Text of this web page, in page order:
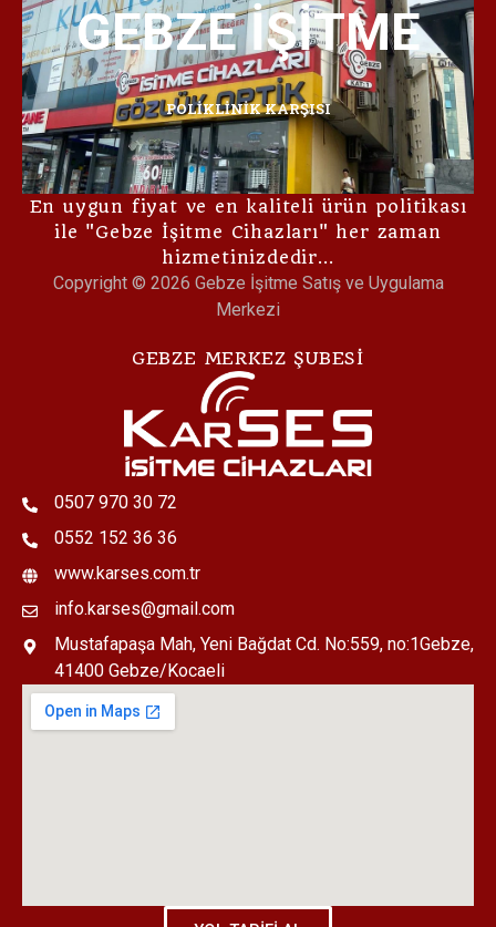
GEBZE İŞİTME
POLİKLİNİK KARŞISI
KarSES İŞİTME
MUSTAFA PAŞA CAMİ KARŞISI
GEBZE İŞİTME
POLİKLİNİK KARŞISI
KarSES İŞİTME
MUSTAFA PAŞA CAMİ KARŞISI
GEBZE İŞİTME
POLİKLİNİK KARŞISI
KarSES İŞİTME
MUSTAFA PAŞA CAMİ KARŞISI
En uygun fiyat ve en kaliteli ürün politikası
ile "Gebze İşitme Cihazları" her zaman
hizmetinizdedir…
Copyright © 2026 Gebze İşitme Satış ve Uygulama
Merkezi
GEBZE MERKEZ ŞUBESİ
0507 970 30 72
0552 152 36 36
www.karses.com.tr
info.karses@gmail.com
Mustafapaşa Mah, Yeni Bağdat Cd. No:559, no:1Gebze,
41400 Gebze/Kocaeli